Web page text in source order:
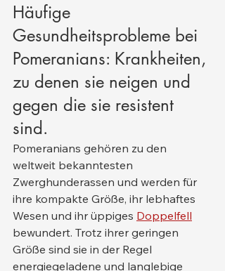
Häufige
Gesundheitsprobleme bei
Pomeranians: Krankheiten,
zu denen sie neigen und
gegen die sie resistent
sind.
Pomeranians gehören zu den
weltweit bekanntesten
Zwerghunderassen und werden für
ihre kompakte Größe, ihr lebhaftes
Wesen und ihr üppiges Doppelfell
bewundert. Trotz ihrer geringen
Größe sind sie in der Regel
energiegeladene und langlebige